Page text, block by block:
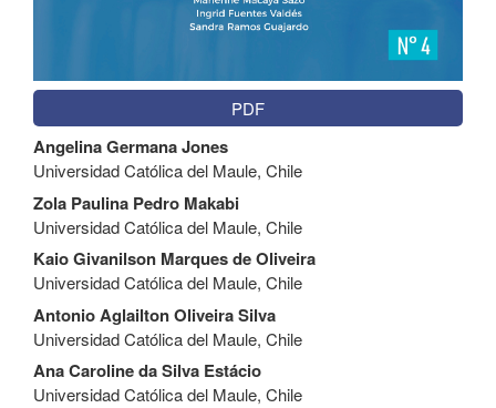
PDF
Contenido
principal
del
artículo
Angelina Germana Jones
Universidad Católica del Maule, Chile
Zola Paulina Pedro Makabi
Universidad Católica del Maule, Chile
Kaio Givanilson Marques de Oliveira
Universidad Católica del Maule, Chile
Antonio Aglailton Oliveira Silva
Universidad Católica del Maule, Chile
Ana Caroline da Silva Estácio
Universidad Católica del Maule, Chile